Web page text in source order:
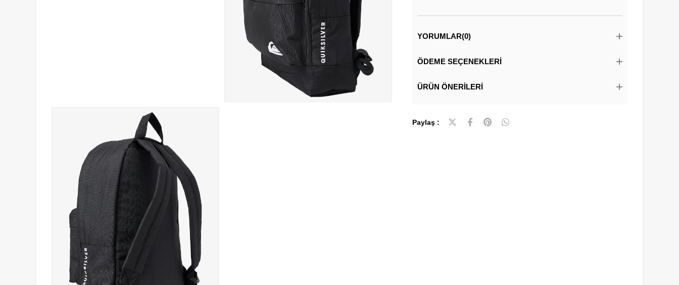
YORUMLAR(0)
ÖDEME SEÇENEKLERI
ÜRÜN ÖNERILERI
Paylaş :